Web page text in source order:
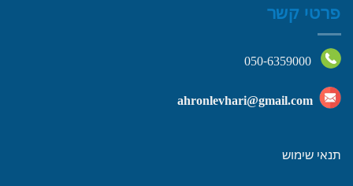
פרטי קשר
050-6359000
ahronlevhari@gmail.com
תנאי שימוש